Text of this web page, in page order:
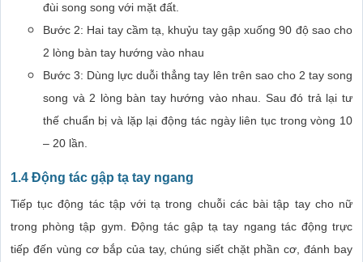
đùi song song với mặt đất.
Bước 2: Hai tay cầm tạ, khuỷu tay gập xuống 90 độ sao cho
2 lòng bàn tay hướng vào nhau
Bước 3: Dùng lực duỗi thẳng tay lên trên sao cho 2 tay song
song và 2 lòng bàn tay hướng vào nhau. Sau đó trả lại tư
thế chuẩn bị và lặp lại động tác ngày liên tục trong vòng 10
– 20 lần.
1.4 Động tác gập tạ tay ngang
Tiếp tục động tác tập với tạ trong chuỗi các bài tập tay cho nữ
trong phòng tập gym. Động tác gập tạ tay ngang tác động trực
tiếp đến vùng cơ bắp của tay, chúng siết chặt phần cơ, đánh bay